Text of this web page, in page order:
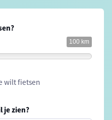
100 km
wilt fietsen
je zien?